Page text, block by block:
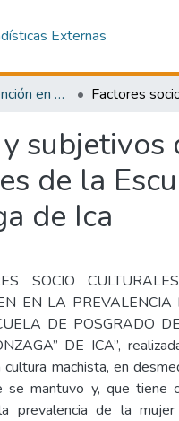
Externas
Educación con mención en Administración y Planificación de la Educación Superior
de la
de Ica
SOCIO
EN LA
DE POSGRADO
DE ICA”,
machista, en
se mantuvo y, que tiene
prevalencia de la